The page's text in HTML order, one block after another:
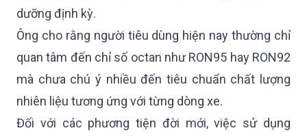
dưỡng định kỳ.
Ông cho rằng người tiêu dùng hiện nay thường chỉ
quan tâm đến chỉ số octan như RON95 hay RON92
mà chưa chú ý nhiều đến tiêu chuẩn chất lượng
nhiên liệu tương ứng với từng dòng xe.
Đối với các phương tiện đời mới, việc sử dụng